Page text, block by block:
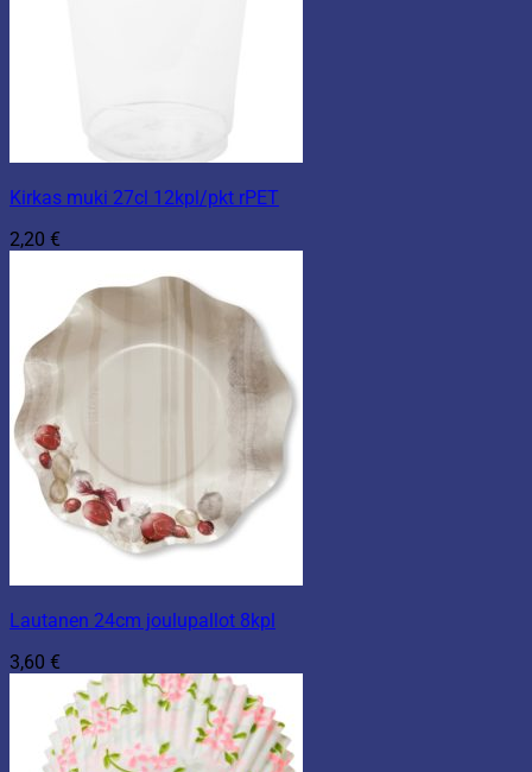
Kirkas muki 27cl 12kpl/pkt rPET
2,20 €
Lautanen 24cm joulupallot 8kpl
3,60 €